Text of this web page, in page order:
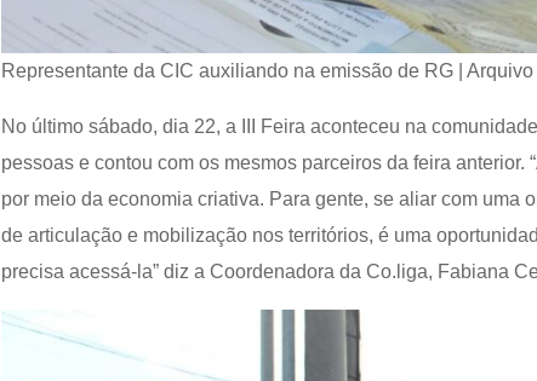
Representante da CIC auxiliando na emissão de RG | Arquivo
No último sábado, dia 22, a III Feira aconteceu na
pessoas e contou com os mesmos parceiros da feira
por meio da economia criativa. Para gente, se aliar com uma
de articulação e mobilização nos territórios, é uma
precisa acessá-la” diz a Coordenadora da Co.liga, Fabiana